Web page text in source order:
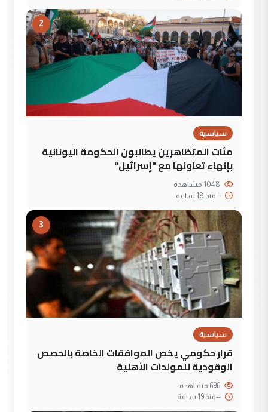
2
سياسية
مئات المتظاهرين يطالبون الحكومة اليونانية
بإنهاء تعاونها مع "إسرائيل"
--منذ 18 ساعة
3
سياسية
قرار حكومي يخص الموافقات الخاصة بالحصص
الوقودية للمولدات الأهلية
--منذ 19 ساعة